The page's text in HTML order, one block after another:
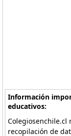
Información
educativos:
recopilación de